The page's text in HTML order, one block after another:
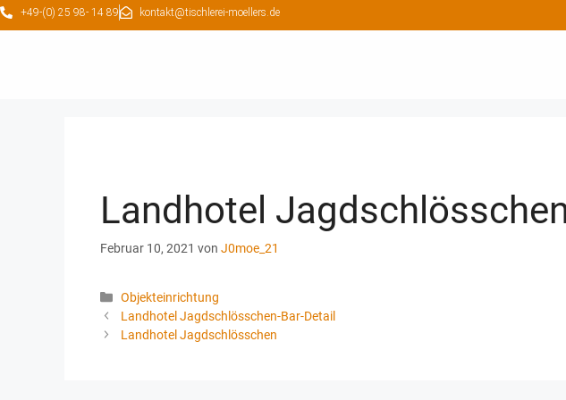
+49-(0) 25 98- 14 89 kontakt@tischlerei-moellers.de
Landhotel
Februar 10, 2021 von J0moe_21
Objekteinrichtung
Landhotel Jagdschlösschen-Bar-Detail
Landhotel Jagdschlösschen